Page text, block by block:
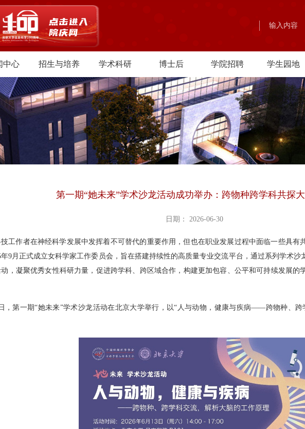
中心 招生与培养 学术科研 博士后 学院招聘 学生园地
第一期“她未来”学术沙龙活动成功举办：跨物种跨学科共探
日期： 2026-06-30
工作者在神经科学发展中发挥着不可替代的重要作用，但也在职业发展过程中面临一些具有
年9月正式成立女科学家工作委员会，旨在搭建持续性的高质量专业交流平台，通过系列学术
，凝聚优秀女性科研力量，促进跨学科、跨区域合作，构建更加包容、公平和可持续发展的
，第一期“她未来”学术沙龙活动在北京大学举行，以“ 人与动物，健康与疾病——跨物种、跨